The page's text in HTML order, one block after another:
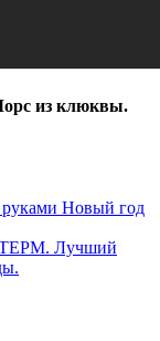
из клюквы.
Новый год
Лучший